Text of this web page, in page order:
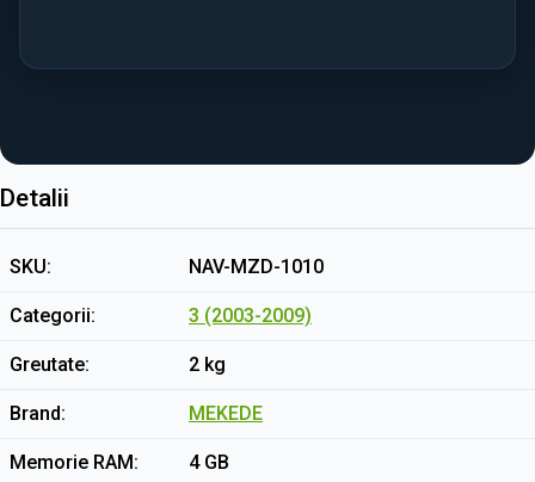
Detalii
SKU NAV-MZD-1010
Categorii 3 (2003-2009)
Greutate 2 kg
Brand MEKEDE
Memorie RAM 4 GB